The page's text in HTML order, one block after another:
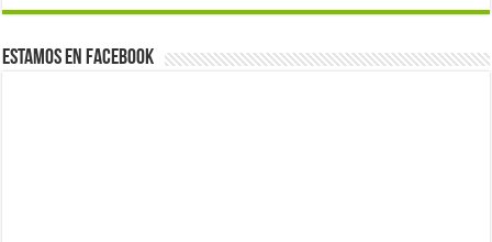
Estamos en Facebook